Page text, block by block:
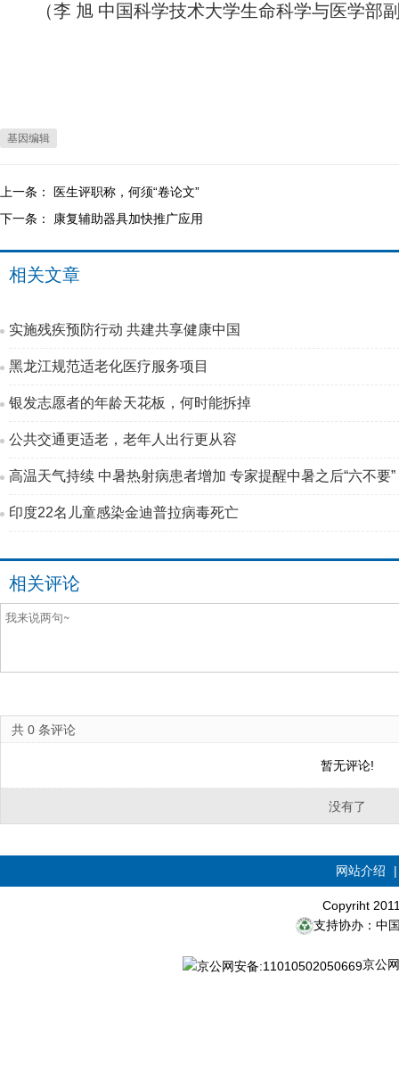
（李 旭 中国科学技术大学生命科学与医学部
基因编辑
上一条：
医生评职称，何须“卷论文”
下一条：
康复辅助器具加快推广应用
相关文章
实施残疾预防行动 共建共享健康中国
黑龙江规范适老化医疗服务项目
银发志愿者的年龄天花板，何时能拆掉
公共交通更适老，老年人出行更从容
高温天气持续 中暑热射病患者增加 专家提醒中暑之后“六不要”
印度22名儿童感染金迪普拉病毒死亡
相关评论
共 0 条评论
暂无评论!
没有了
网站介绍
Copyriht
支持协办：中
京公